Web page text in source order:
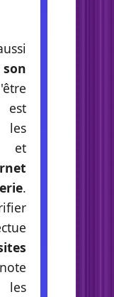
et
.